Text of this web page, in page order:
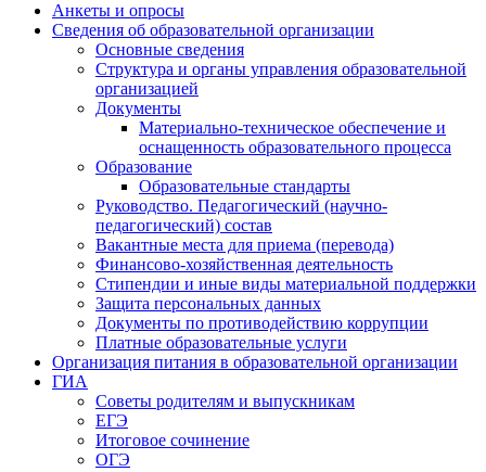
Анкеты и опросы
Сведения об образовательной организации
Основные сведения
Структура и органы управления образовательной
организацией
Документы
Материально-техническое обеспечение и
оснащенность образовательного процесса
Образование
Образовательные стандарты
Руководство. Педагогический (научно-
педагогический) состав
Вакантные места для приема (перевода)
Финансово-хозяйственная деятельность
Стипендии и иные виды материальной поддержки
Защита персональных данных
Документы по противодействию коррупции
Платные образовательные услуги
Организация питания в образовательной организации
ГИА
Советы родителям и выпускникам
ЕГЭ
Итоговое сочинение
ОГЭ